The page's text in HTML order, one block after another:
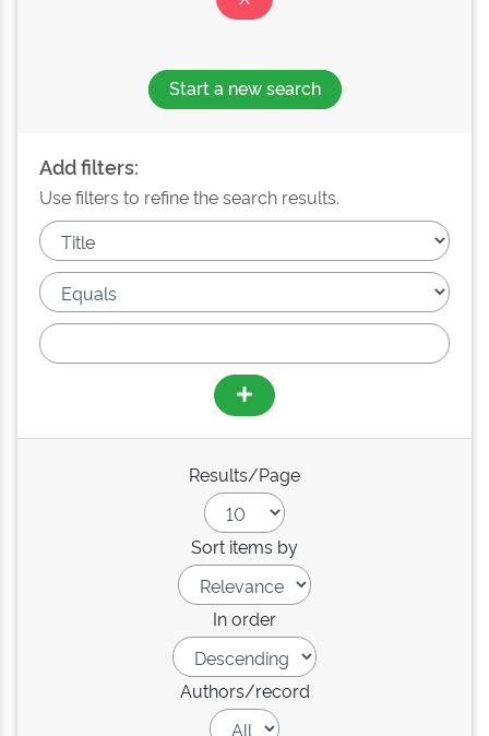
Start a new search
Add filters:
Use filters to refine the search results.
Results/Page
Sort items by
In order
Authors/record